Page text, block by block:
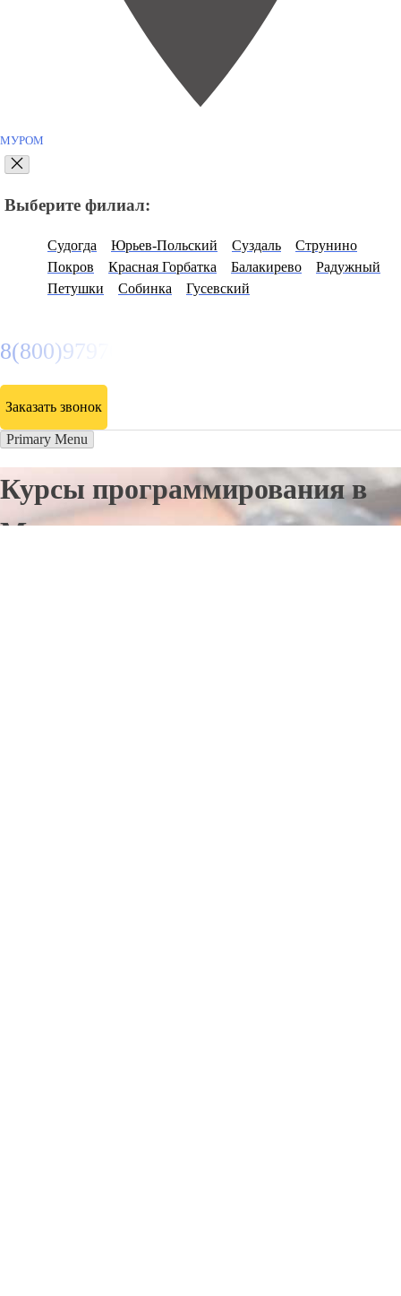
МУРОМ
Выберите филиал:
Судогда Юрьев-Польский Суздаль
Струнино
Покров
Красная Горбатка Балакирево
Радужный
Петушки
Собинка Гусевский
8(800)9797043
Заказать звонок
Primary Menu
Курсы программирования в
Муроме